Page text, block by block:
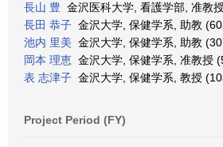
長山 豊 金沢医科大学, 看護学部, 准教
長田 恭子 金沢大学, 保健学系, 助教
池内 里美 金沢大学, 保健学系, 助教
岡本 理恵 金沢大学, 保健学系, 准教授
表 志津子 金沢大学, 保健学系, 教授
Project Period (FY)